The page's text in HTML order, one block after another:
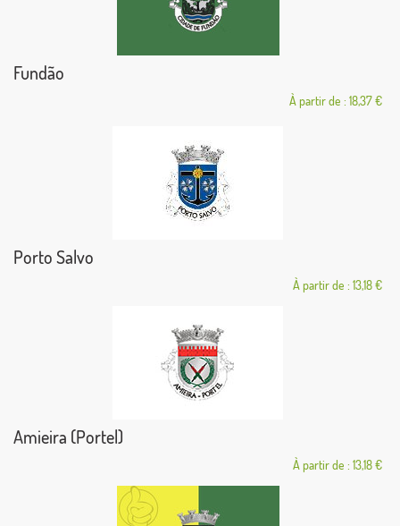
Fundão
À partir de : 18,37 €
Porto Salvo
À partir de : 13,18 €
Amieira (Portel)
À partir de : 13,18 €